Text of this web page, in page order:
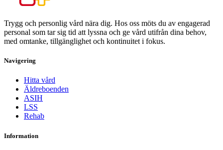
Trygg och personlig vård nära dig. Hos oss möts du av engagerad
personal som tar sig tid att lyssna och ge vård utifrån dina behov,
med omtanke, tillgänglighet och kontinuitet i fokus.
Navigering
Hitta vård
Äldreboenden
ASIH
LSS
Rehab
Information